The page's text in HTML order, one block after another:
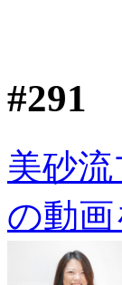
#291
美砂
の動画